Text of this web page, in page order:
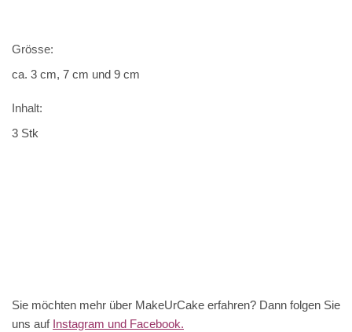
Grösse:
ca. 3 cm, 7 cm und 9 cm
Inhalt:
3 Stk
Sie möchten mehr über MakeUrCake erfahren? Dann folgen Sie
uns auf Instagram und Facebook.